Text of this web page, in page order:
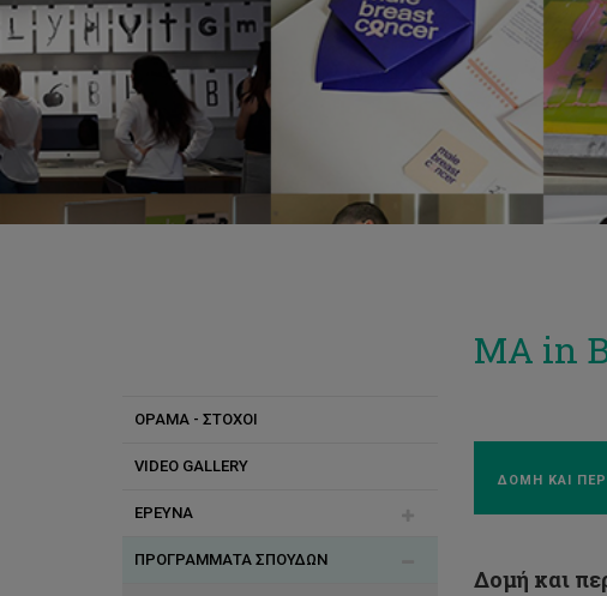
ΟΡΑΜΑ - ΣΤΟΧΟΙ
VIDEO GALLERY
ΕΡΕΥΝΑ
CYENS
ΠΡΟΓΡΑΜΜΑΤΑ ΣΠΟΥΔΩΝ
MA in
ΔΟΜΗ ΚΑΙ
Δομή και